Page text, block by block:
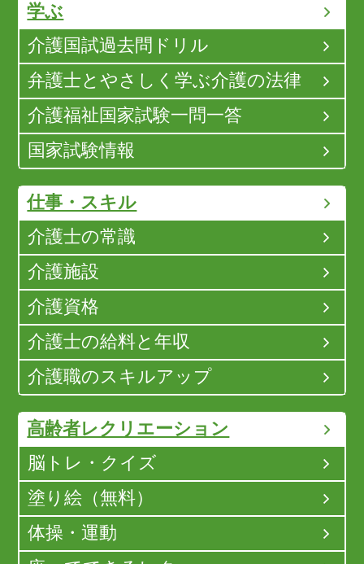
学ぶ
介護国試過去問ドリル
弁護士とやさしく学ぶ介護の法律
介護福祉国家試験一問一答
国家試験情報
仕事・スキル
介護士の常識
介護施設
介護資格
介護士の給料と年収
介護職のスキルアップ
高齢者レクリエーション
脳トレ・クイズ
塗り絵（無料）
体操・運動